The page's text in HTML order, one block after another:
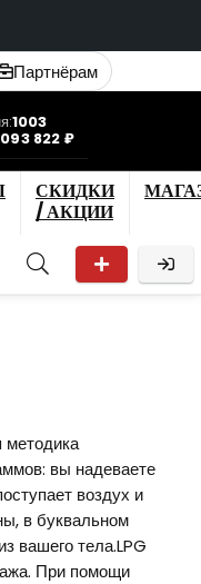
Партнёрам
1003
822 ₽
СКИДКИ
/ АКЦИИ
методика
вы надеваете
воздух и
в буквальном
вашего тела.LPG
При помощи